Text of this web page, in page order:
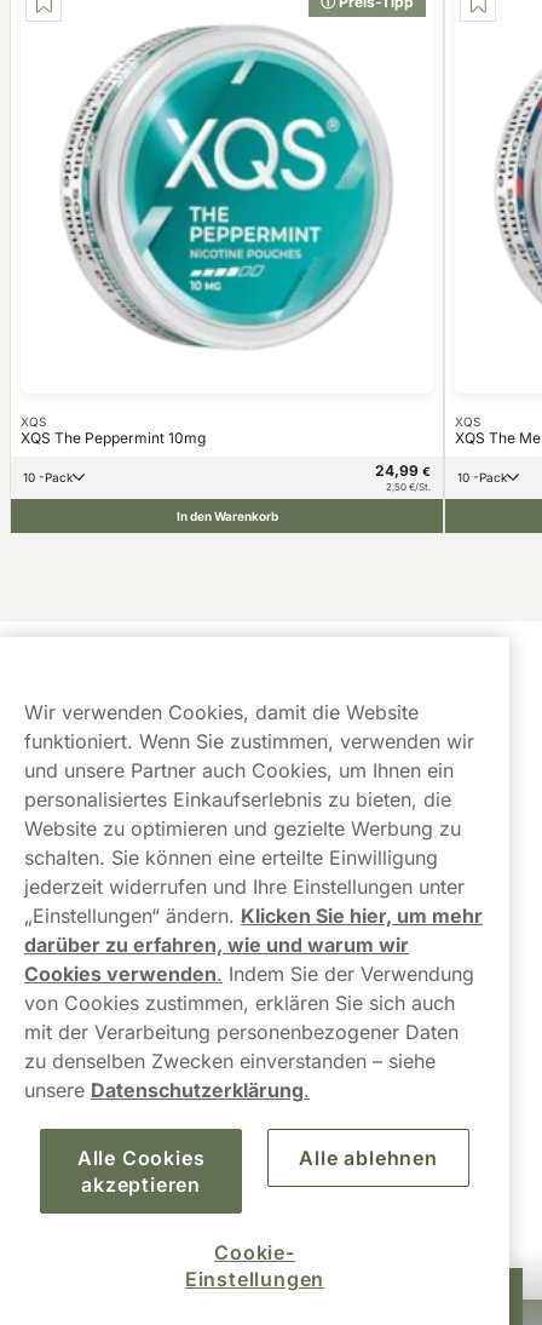
34,99 €
XQS
XQS The Peppermint 10mg
10 -Pack 24,99 €
2,50 €/St.
In den Warenkorb
XQS
XQS The
10 -Pack
Kontaktiere uns!
hallo@northerner.com
+498001844282
Mo-Do: 08-17 Uhr (Pause: 12-13) Fr: 09-17 Uhr
Links
Über uns
Wir verwenden Cookies, damit die Website
funktioniert. Wenn Sie zustimmen, verwenden wir
und unsere Partner auch Cookies, um Ihnen ein
personalisiertes Einkaufserlebnis zu bieten, die
Website zu optimieren und gezielte Werbung zu
schalten. Sie können eine erteilte Einwilligung
jederzeit widerrufen und Ihre Einstellungen unter
„Einstellungen“ ändern. Klicken Sie hier, um mehr
darüber zu erfahren, wie und warum wir
Cookies verwenden. Indem Sie der Verwendung
von Cookies zustimmen, erklären Sie sich auch
mit der Verarbeitung personenbezogener Daten
zu denselben Zwecken einverstanden – siehe
unsere Datenschutzerklärung.
Alle Cookies
akzeptieren
Alle ablehnen
Cookie-
Einstellungen